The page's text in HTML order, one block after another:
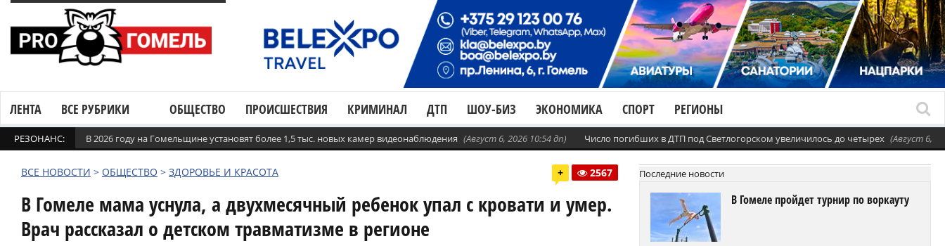
ЛЕНТА ВСЕ РУБРИКИ ОБЩЕСТВО ПРОИСШЕСТВИЯ КРИМИНАЛ ДТП ШОУ-БИЗ ЭКОНОМИКА СПОРТ РЕГИОНЫ
РЕЗОНАНС: В 2026 году на Гомельщине установят более 1,5 тыс. новых камер видеонаблюдения (Август 6, 2026 10:54 дп) Число погибших в ДТП под Светлогорском увеличилось до четырех (Август 6,
ВСЕ НОВОСТИ > ОБЩЕСТВО > ЗДОРОВЬЕ И КРАСОТА + 2567
В Гомеле мама уснула, а двухмесячный ребенок упал с кровати и умер.
Врач рассказал о детском травматизме в регионе
Последние новости
В Гомеле пройдет турнир по воркауту